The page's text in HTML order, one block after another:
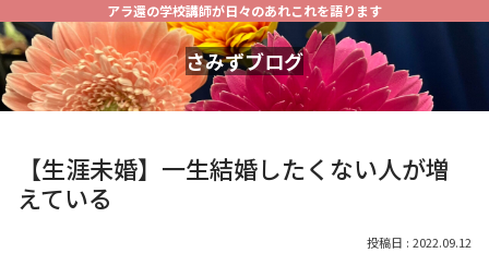
アラ還の学校講師が日々のあれこれを語ります
さみずブログ
【生涯未婚】一生結婚したくない人が増
えている
2022.09.12